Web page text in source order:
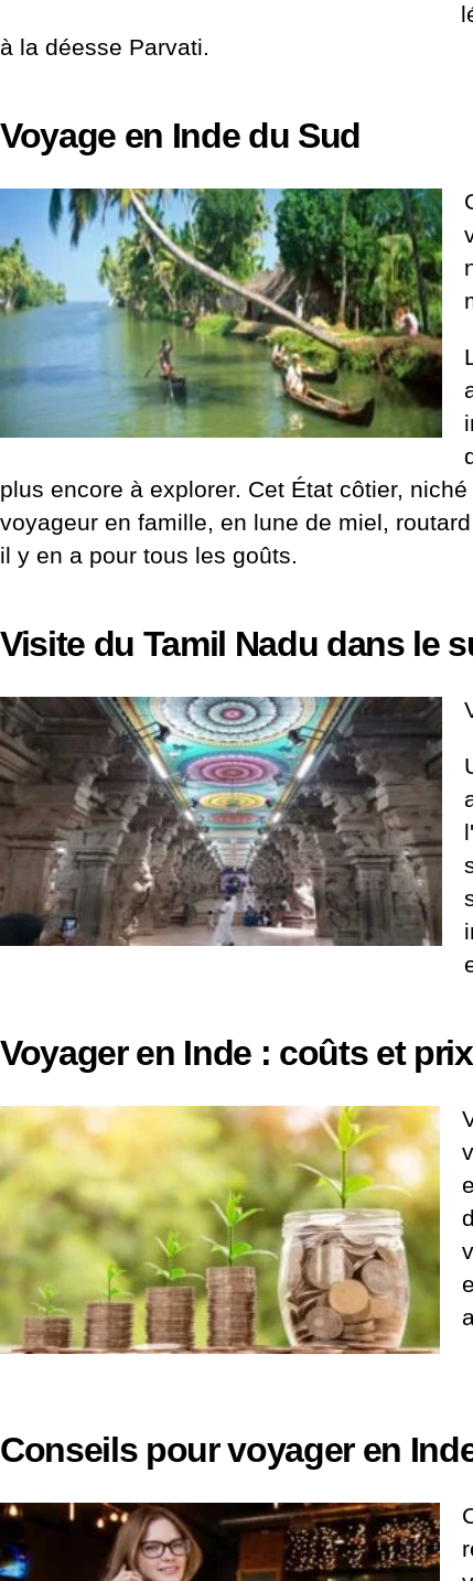
à la déesse Parvati.
Voyage en Inde du Sud
plus encore à explorer. Cet État côtier,
voyageur en famille, en lune de miel,
il y en a pour tous les goûts.
Visite du Tamil Nadu dans le
Voyager en Inde : coûts et prix
Conseils pour voyager en